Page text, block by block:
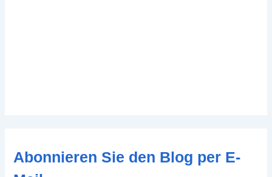
Abonnieren Sie den Blog per E-